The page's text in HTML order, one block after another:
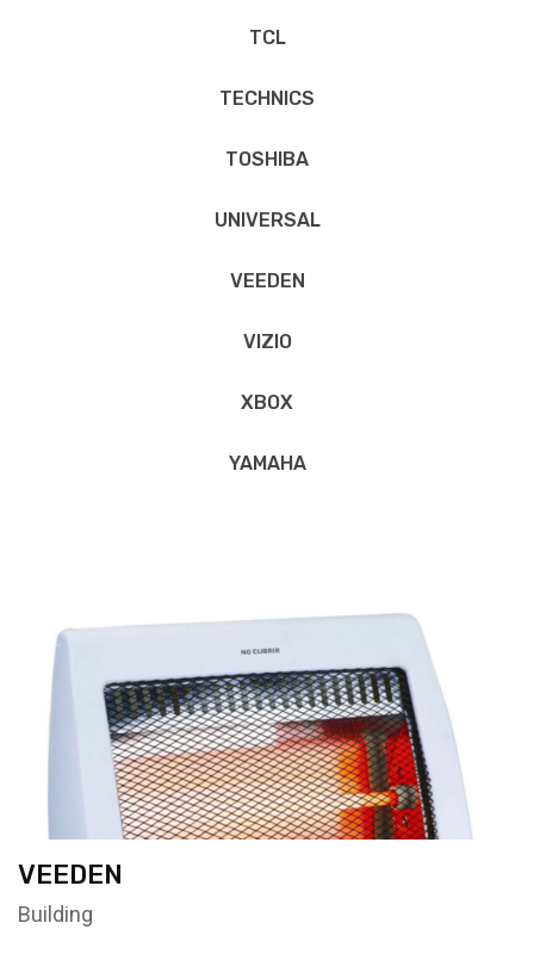
TCL
TECHNICS
TOSHIBA
UNIVERSAL
VEEDEN
VIZIO
XBOX
YAMAHA
VEEDEN
Building